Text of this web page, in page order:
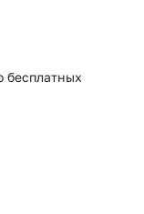
бесплатных